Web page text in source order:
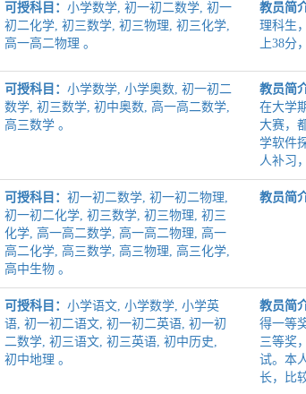
可授科目：小学数学, 初一初二数学, 初一
初二化学, 初三数学, 初三物理, 初三化学,
高一高二物理 。
教员简
理科生
上38分
可授科目：小学数学, 小学奥数, 初一初二
数学, 初三数学, 初中奥数, 高一高二数学,
高三数学 。
教员简
在大学
大赛，
学软件
人补习
可授科目：初一初二数学, 初一初二物理,
初一初二化学, 初三数学, 初三物理, 初三
化学, 高一高二数学, 高一高二物理, 高一
高二化学, 高三数学, 高三物理, 高三化学,
高中生物 。
教员简
可授科目：小学语文, 小学数学, 小学英
语, 初一初二语文, 初一初二英语, 初一初
二数学, 初三语文, 初三英语, 初中历史,
初中地理 。
教员简
得一等
三等奖
试。本
长，比